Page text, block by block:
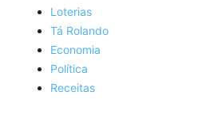
Loterias
Tá Rolando
Economia
Política
Receitas